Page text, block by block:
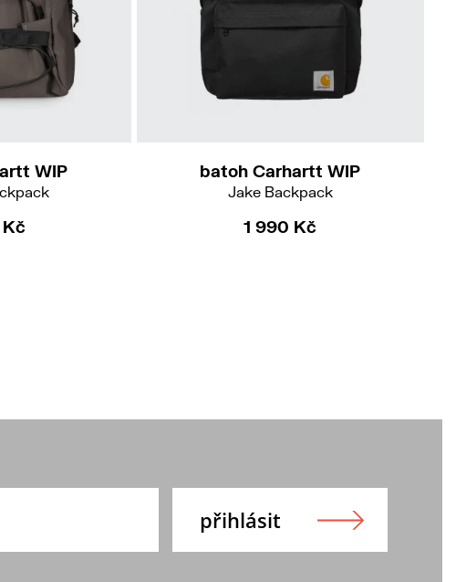
WIP batoh Carhartt WIP
Jake Backpack
1 990 Kč